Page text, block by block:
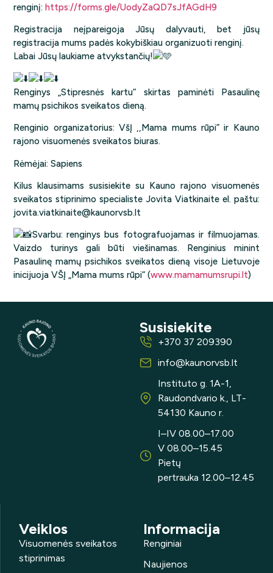
renginį:https://forms.gle/UodyZaQD7sJfAGdH9
Registracija neįpareigoja Jūsų dalyvauti, bet jūsų
registracija mums padės kokybiškiau organizuoti renginį.
Labai Jūsų laukiame atvykstančių!
Renginys „Stipresnės kartu“ skirtas paminėti Pasaulinę
mamų psichikos sveikatos dieną.
Renginio organizatorius: VšĮ ,,Mama mums rūpi” ir Kauno
rajono visuomenės sveikatos biuras.
Rėmėjai: Sapiens
Kilus klausimams susisiekite su Kauno rajono visuomenės
sveikatos stiprinimo specialiste Jovita Viatkinaite el. paštu:
jovita.viatkinaite@kaunorvsb.lt
Svarbu: renginys bus fotografuojamas ir filmuojamas.
Vaizdo turinys gali būti viešinamas. Renginius minint
Pasaulinę mamų psichikos sveikatos dieną visoje Lietuvoje
inicijuoja VŠĮ „Mama mums rūpi“ (www.mamamumsrupi.lt)
Susisiekite
+370 37 209390
info@kaunorvsb.lt
Instituto g. 1A-1,
Raudondvario k., LT-
54130 Kauno r.
I–IV 08.00–17.00
V 08.00–15.45
Pietų
pertrauka 12.00–12.45
Veiklos
Visuomenės sveikatos
stiprinimas
Informacija
Renginiai
Naujienos